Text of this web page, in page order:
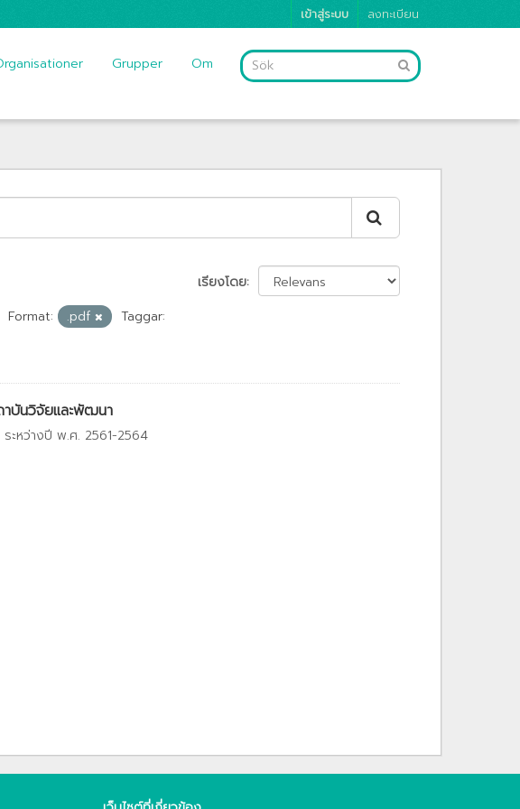
เข้าสู่ระบบ ลงทะเบียน
Grupper Om
เรียงโดย
Format: .pdf
Taggar:
บันวิจัยและพัฒนา
ะหว่างปี พ.ศ. 2561-2564